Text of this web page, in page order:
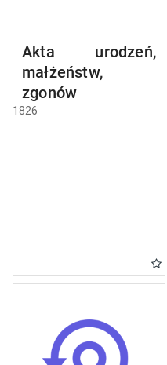
Akta urodzeń,
małżeństw,
zgonów
1826